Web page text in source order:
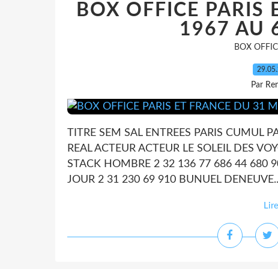
BOX OFFICE PARIS
1967 AU
BOX
Par
TITRE SEM SAL ENTREES PARIS CUMUL
REAL ACTEUR ACTEUR LE SOLEIL DES
STACK HOMBRE 2 32 136 77 686 44 680
JOUR 2 31 230 69 910 BUNUEL